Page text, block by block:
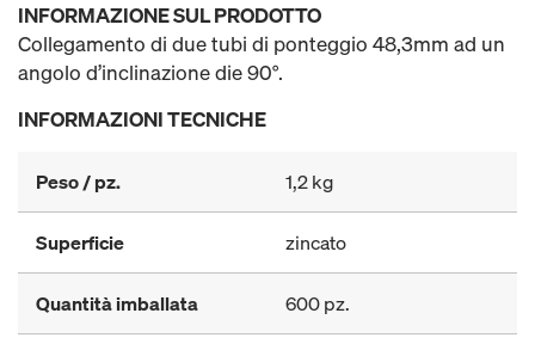
INFORMAZIONE SUL PRODOTTO
Collegamento di due tubi di ponteggio 48,3mm ad un
angolo d’inclinazione die 90°.
INFORMAZIONI TECNICHE
Peso / pz. 1,2 kg
Superficie zincato
Quantità imballata 600 pz.